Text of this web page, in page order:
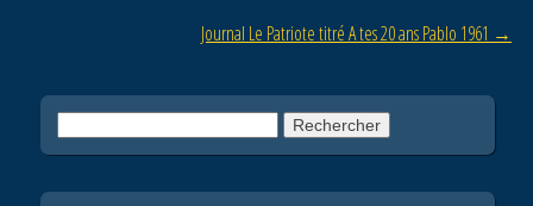
Journal Le Patriote titré A tes 20 ans Pablo 1961 →